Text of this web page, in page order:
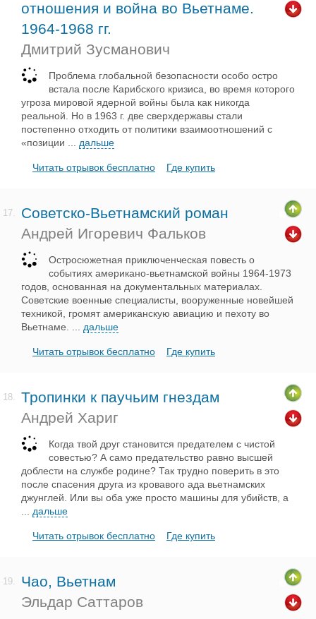
отношения и война во Вьетнаме.
1964-1968 гг.
Дмитрий Зусманович
Проблема глобальной безопасности особо остро
встала после Карибского кризиса, во время которого
угроза мировой ядерной войны была как никогда
реальной. Но в 1963 г. две сверхдержавы стали
постепенно отходить от политики взаимоотношений с
«позиции
дальше
Читать отрывок бесплатно Где купить
17.
Советско-Вьетнамский роман
Андрей Игоревич Фальков
Остросюжетная приключенческая повесть о
событиях американо-вьетнамской войны 1964-1973
годов, основанная на документальных материалах.
Советские военные специалисты, вооруженные новейшей
техникой, громят американскую авиацию и пехоту во
Вьетнаме.
дальше
Читать отрывок бесплатно Где купить
18.
Тропинки к паучьим гнездам
Андрей Хариг
Когда твой друг становится предателем с чистой
совестью? А само предательство равно высшей
доблести на службе родине? Так трудно поверить в это
после спасения друга из кровавого ада вьетнамских
джунглей. Или вы оба уже просто машины для убийств, а
дальше
Читать отрывок бесплатно Где купить
19.
Чао, Вьетнам
Эльдар Саттаров